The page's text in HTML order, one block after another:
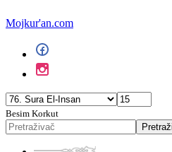
Mojkur'an.com
Besim Korkut
Pretraži